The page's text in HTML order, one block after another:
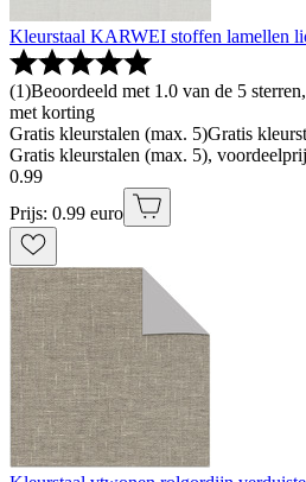
Kleurstaal KARWEI stoffen lamellen
(1)Beoordeeld met 1.0 van de 5
met korting
Gratis kleurstalen (max. 5)Gratis
Gratis kleurstalen (max. 5),
0.99
Prijs: 0.99 euro